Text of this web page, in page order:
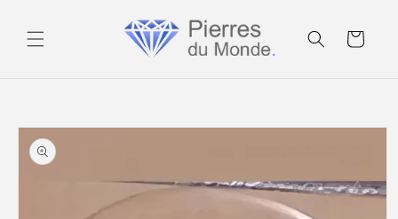
contenu
Panier
Passer aux
informations
produits